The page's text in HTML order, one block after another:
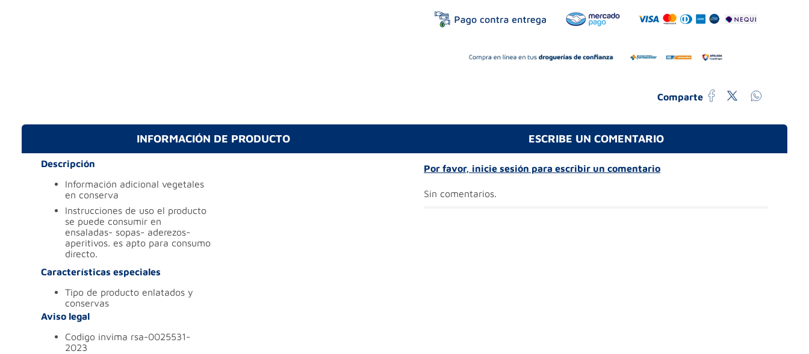
Comparte
INFORMACIÓN DE PRODUCTO
Descripción
información adicional vegetales
en conserva
instrucciones de uso el producto
se puede consumir en
ensaladas- sopas- aderezos-
aperitivos. es apto para consumo
directo.
Características especiales
tipo de producto enlatados y
conservas
Aviso legal
codigo invima rsa-0025531-
2023
ESCRIBE UN COMENTARIO
Por favor, inicie sesión para escribir un comentario
Sin comentarios.